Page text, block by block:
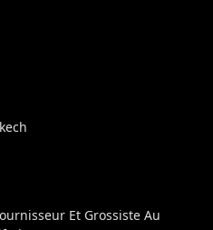
Et Grossiste Au